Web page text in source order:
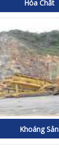
Hóa Chất
Khoáng Sản